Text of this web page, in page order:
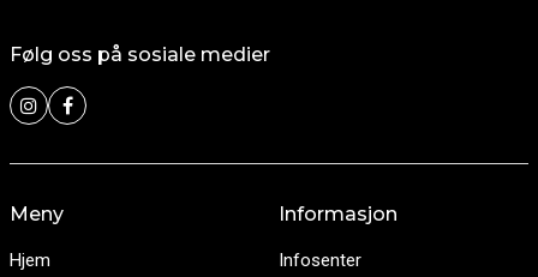
Følg oss på sosiale medier
Meny
Hjem
Informasjon
Infosenter